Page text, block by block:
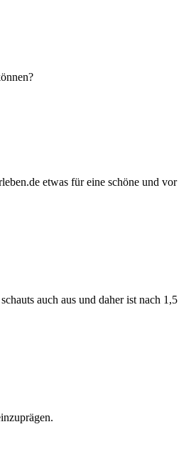
etwas für eine schöne und vor
auch aus und daher ist nach 1,5